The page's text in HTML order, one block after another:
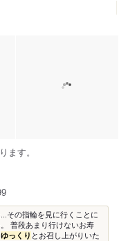
ます。
その指輪を見に行くことに
普段あまり行けないお寿
ゆっくり とお召し上がりいた